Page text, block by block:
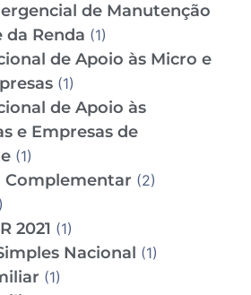
de Manutenção
da Renda (1)
de Apoio às Micro e
(1)
de Apoio às
e Empresas de
(1)
Complementar (2)
2021 (1)
Nacional (1)
(1)